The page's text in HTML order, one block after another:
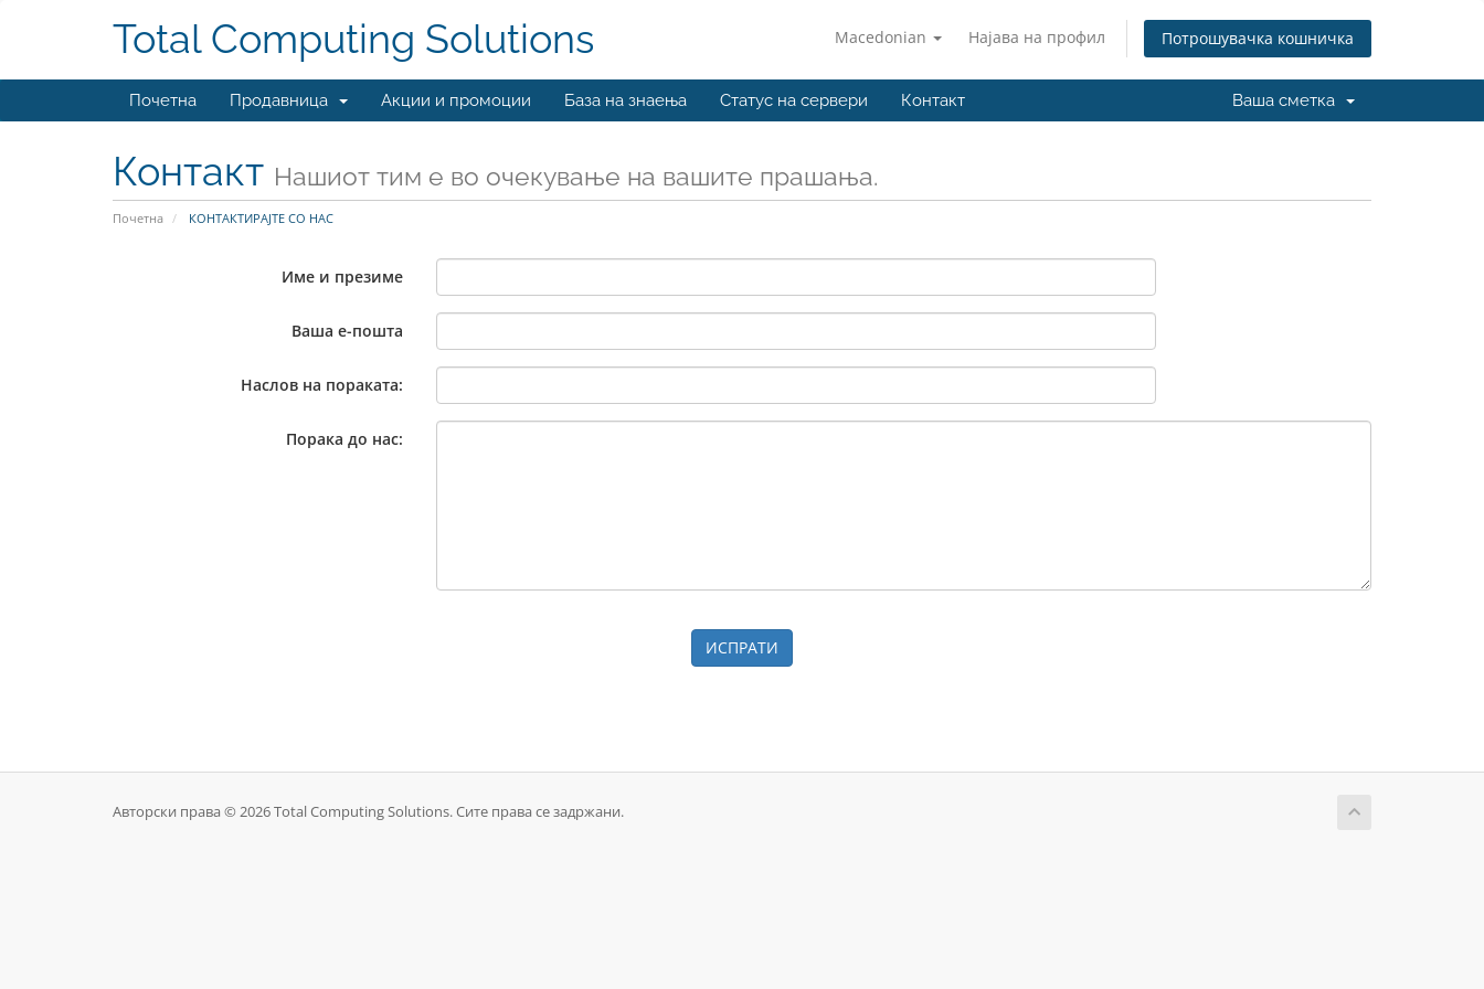
Macedonian Најава на профил Потрошувачка кошничка
Total Computing Solutions
Почетна Продавница Акции и промоции База на знаења Статус на сервери Контакт Ваша сметка
Контакт Нашиот тим е во очекување на вашите прашања.
Почетна КОНТАКТИРАЈТЕ СО НАС
Име и презиме
Ваша е-пошта
Наслов на пораката:
Порака до нас:
ИСПРАТИ
Авторски права © 2026 Total Computing Solutions. Сите права се задржани.